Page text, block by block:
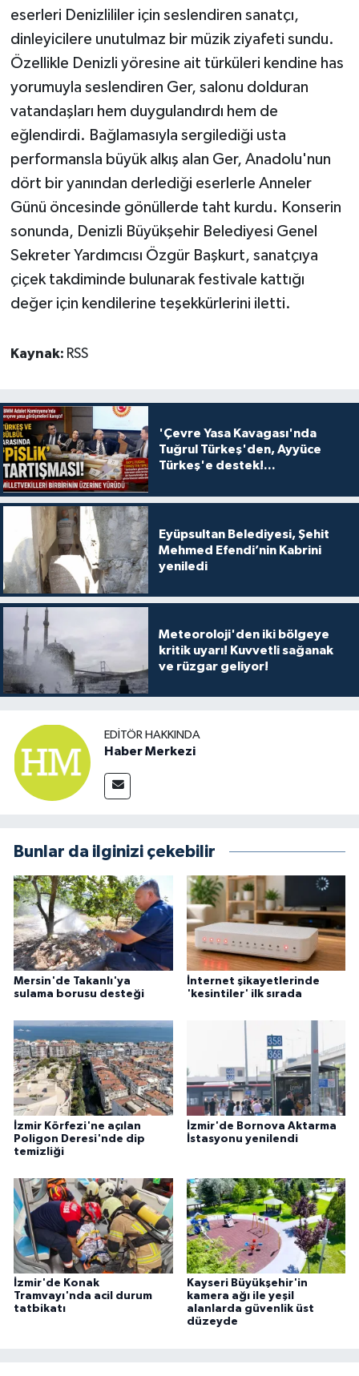
eserleri Denizlililer için seslendiren sanatçı,
dinleyicilere unutulmaz bir müzik ziyafeti sundu.
Özellikle Denizli yöresine ait türküleri kendine has
yorumuyla seslendiren Ger, salonu dolduran
vatandaşları hem duygulandırdı hem de
eğlendirdi. Bağlamasıyla sergilediği usta
performansla büyük alkış alan Ger, Anadolu'nun
dört bir yanından derlediği eserlerle Anneler
Günü öncesinde gönüllerde taht kurdu. Konserin
sonunda, Denizli Büyükşehir Belediyesi Genel
Sekreter Yardımcısı Özgür Başkurt, sanatçıya
çiçek takdiminde bulunarak festivale kattığı
değer için kendilerine teşekkürlerini iletti.
Kaynak: RSS
'Çevre Yasa Kavagası'nda
Tuğrul Türkeş'den, Ayyüce
Türkeş'e destek!...
Eyüpsultan Belediyesi, Şehit
Mehmed Efendi’nin Kabrini
yeniledi
Meteoroloji'den iki bölgeye
kritik uyarı! Kuvvetli sağanak
ve rüzgar geliyor!
EDITÖR HAKKINDA
Haber Merkezi
Bunlar da ilginizi çekebilir
Mersin'de Takanlı'ya
sulama borusu desteği
İnternet şikayetlerinde
'kesintiler' ilk sırada
İzmir Körfezi'ne açılan
Poligon Deresi'nde dip
temizliği
İzmir'de Bornova Aktarma
İstasyonu yenilendi
İzmir'de Konak
Tramvayı'nda acil durum
tatbikatı
Kayseri Büyükşehir'in
kamera ağı ile yeşil
alanlarda güvenlik üst
düzeyde